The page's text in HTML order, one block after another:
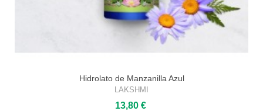
Hidrolato de Manzanilla Azul
LAKSHMI
13,80 €